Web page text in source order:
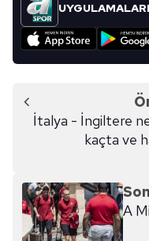
İtalya - İngiltere
kaçta ve
A